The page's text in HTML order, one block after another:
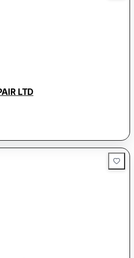
LTD